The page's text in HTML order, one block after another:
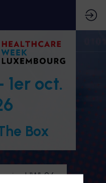
oct.
Box
HWL26